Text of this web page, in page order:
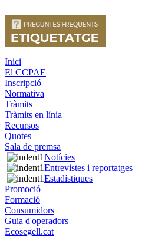
Inici
El CCPAE
Inscripció
Normativa
Tràmits
Tràmits en línia
Recursos
Quotes
Sala de premsa
Notícies
Entrevistes i reportatges
Estadístiques
Promoció
Formació
Consumidors
Guia d'operadors
Ecosegell.cat